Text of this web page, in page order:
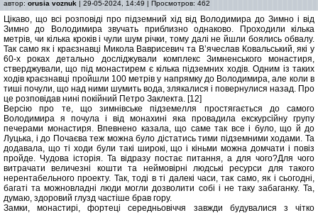
автор: orusia voznuk | 29-05-2024, 14:49 | Просмотров: 462
Цікаво, що всі розповіді про підземний хід від Володимира до Зимно і від
Зимно до Володимира звучать приблизно однаково. Проходили кілька
метрів, чи кілька кроків і чули шум річки, тому далі не йшли боялись обвалу.
Так само як і краєзнавці Микола Ваврисевич та В’ячеслав Ковальський, які у
60-х роках детально досліджували комплекс Зимненського монастиря,
стверджували, що під монастирем є кілька підземних ходів. Одним із таких
ходів краєзнавці пройшли 100 метрів у напрямку до Володимира, але коли в
тиші почули, що над ними шумить вода, злякалися і повернулися назад. Про
це розповідав нині покійний Петро Заклекта. [12]
Версію про те, що зимнівське підземелля простягається до самого
Володимира я почула і від монахині яка провадила екскурсійну групу
печерами монастиря. Впевнено казала, що саме так все і було, що й до
Луцька, і до Почаєва теж можна було дістатись тими підземними ходами. Та
додавала, що ті ходи були такі широкі, що і кіньми можна домчати і повіз
пройде. Чудова історія. Та відразу постає питання, а для чого?Для чого
витрачати величезні кошти та неймовірні людські ресурси для такого
нерентабельного проекту. Так, тоді в ті далекі часи, так само, як і сьогодні,
багаті та можновладні люди могли дозволити собі і не таку забаганку. Та,
думаю, здоровий глузд частіше брав гору.
Замки, монастирі, фортеці середньовіччя завжди будувалися з чітко